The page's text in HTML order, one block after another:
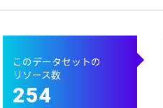
このデータセットの
リソース数
254